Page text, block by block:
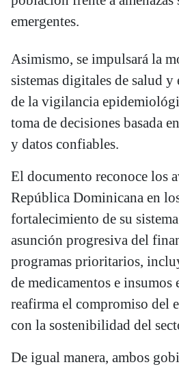
emergentes.
Asimismo, se impulsará la
sistemas digitales de salud
de la vigilancia
toma de decisiones basada
y datos confiables.
El documento reconoce los
República Dominicana en
fortalecimiento de su
asunción progresiva del
programas prioritarios,
de medicamentos e insumos
reafirma el compromiso del
con la sostenibilidad del
De igual manera, ambos